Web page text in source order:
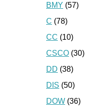
BMY (57)
C (78)
CC (10)
CSCO (30)
DD (38)
DIS (50)
DOW (36)